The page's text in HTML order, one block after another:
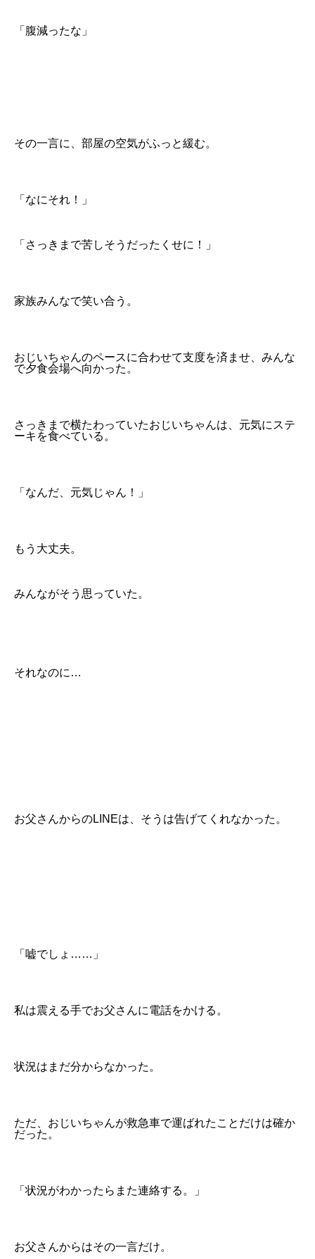
「腹減ったな」
その一言に、部屋の空気がふっと緩む。
「なにそれ！」
「さっきまで苦しそうだったくせに！」
家族みんなで笑い合う。
おじいちゃんのペースに合わせて支度を済ませ、みんな
で夕食会場へ向かった。
さっきまで横たわっていたおじいちゃんは、元気にステ
ーキを食べている。
「なんだ、元気じゃん！」
もう大丈夫。
みんながそう思っていた。
それなのに…
お父さんからのLINEは、そうは告げてくれなかった。
「嘘でしょ……」
私は震える手でお父さんに電話をかける。
状況はまだ分からなかった。
ただ、おじいちゃんが救急車で運ばれたことだけは確か
だった。
「状況がわかったらまた連絡する。」
お父さんからはその一言だけ。